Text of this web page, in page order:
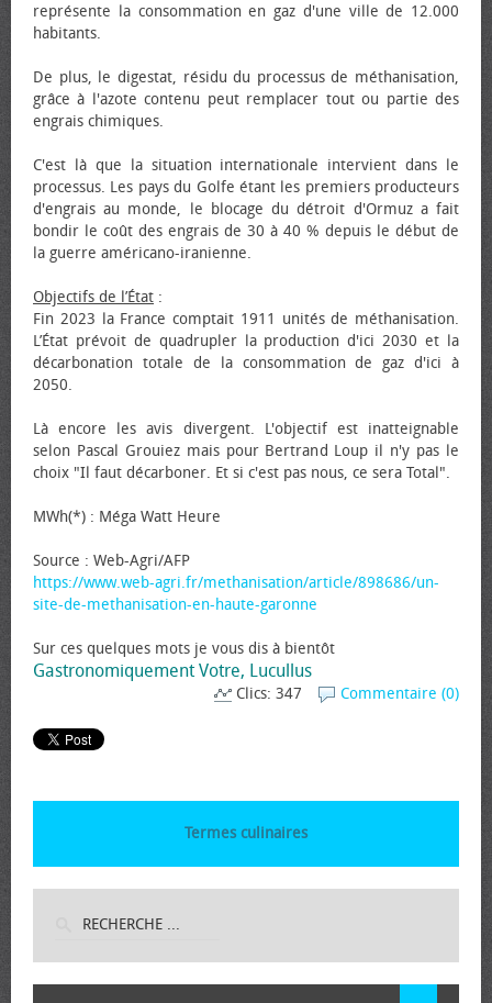
représente la consommation en gaz d'une ville de 12.000
habitants.
De plus, le digestat, résidu du processus de méthanisation,
grâce à l'azote contenu peut remplacer tout ou partie des
engrais chimiques.
C'est là que la situation internationale intervient dans le
processus. Les pays du Golfe étant les premiers producteurs
d'engrais au monde, le blocage du détroit d'Ormuz a fait
bondir le coût des engrais de 30 à 40 % depuis le début de
la guerre américano-iranienne.
Objectifs de l’État :
Fin 2023 la France comptait 1911 unités de méthanisation.
L’État prévoit de quadrupler la production d'ici 2030 et la
décarbonation totale de la consommation de gaz d'ici à
2050.
Là encore les avis divergent. L'objectif est inatteignable
selon Pascal Grouiez mais pour Bertrand Loup il n'y pas le
choix "Il faut décarboner. Et si c'est pas nous, ce sera Total".
MWh(*) : Méga Watt Heure
Source : Web-Agri/AFP
https://www.web-agri.fr/methanisation/article/898686/un-
site-de-methanisation-en-haute-garonne
Sur ces quelques mots je vous dis à bientôt
Gastronomiquement Votre, Lucullus
Commentaire (0)
Clics: 347
Termes culinaires